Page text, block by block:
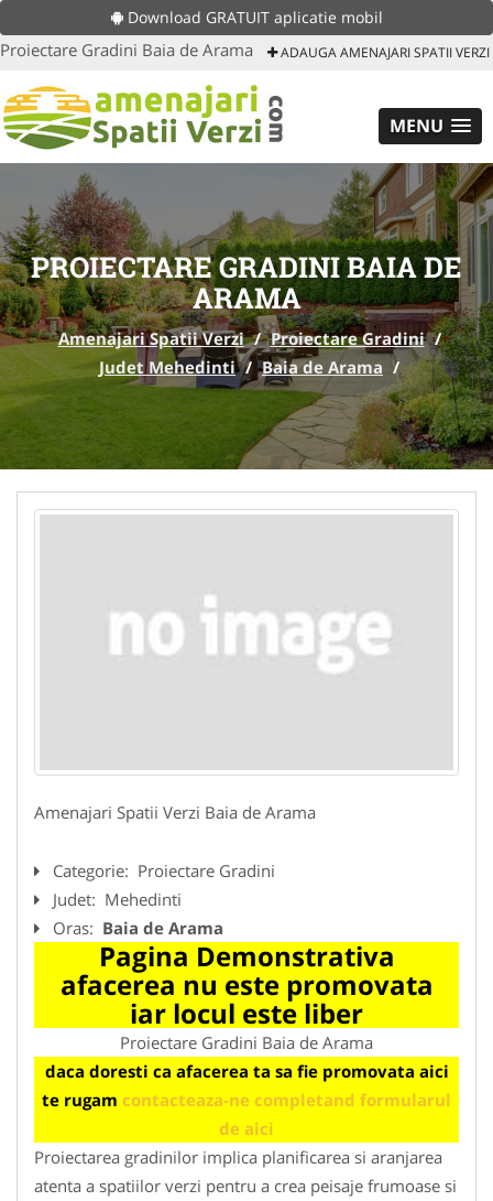
Download GRATUIT aplicatie mobil
Proiectare Gradini Baia de Arama ADAUGA AMENAJARI SPATII VERZI
MENU
PROIECTARE GRADINI BAIA DE
ARAMA
Amenajari Spatii Verzi / Proiectare Gradini /
Judet Mehedinti / Baia de Arama /
Amenajari Spatii Verzi Baia de Arama
Categorie: Proiectare Gradini
Judet: Mehedinti
Oras: Baia de Arama
Pagina Demonstrativa
afacerea nu este promovata
iar locul este liber
Proiectare Gradini Baia de Arama
daca doresti ca afacerea ta sa fie promovata aici
te rugam contacteaza-ne completand formularul
de aici
Proiectarea gradinilor implica planificarea si aranjarea
atenta a spatiilor verzi pentru a crea peisaje frumoase si